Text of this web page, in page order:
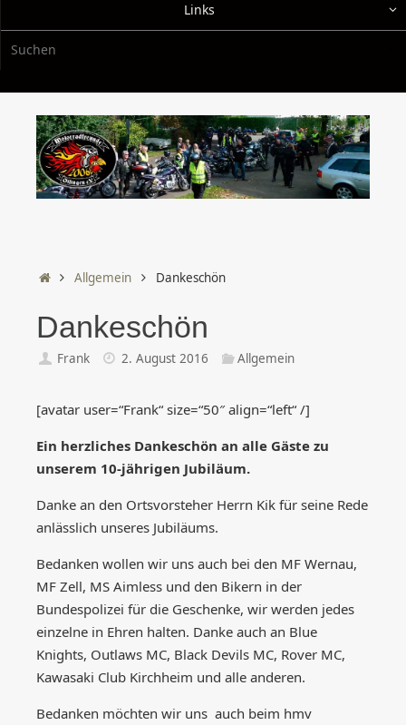
Links
StartAllgemein Dankeschön
Dankeschön
Frank 2. August 2016 Allgemein
[avatar user=“Frank“ size=“50″ align=“left“ /]
Ein herzliches Dankeschön an alle Gäste zu
unserem 10-jährigen Jubiläum.
Danke an den Ortsvorsteher Herrn Kik für seine Rede
anlässlich unseres Jubiläums.
Bedanken wollen wir uns auch bei den MF Wernau,
MF Zell, MS Aimless und den Bikern in der
Bundespolizei für die Geschenke, wir werden jedes
einzelne in Ehren halten. Danke auch an Blue
Knights, Outlaws MC, Black Devils MC, Rover MC,
Kawasaki Club Kirchheim und alle anderen.
Bedanken möchten wir uns auch beim hmv